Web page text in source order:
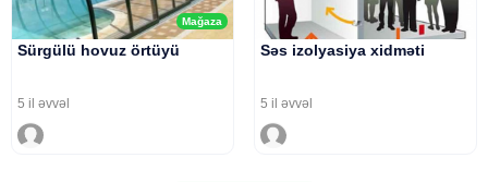
Mağaza
Sürgülü hovuz örtüyü
5 il əvvəl
Səs izolyasiya xidməti
5 il əvvəl